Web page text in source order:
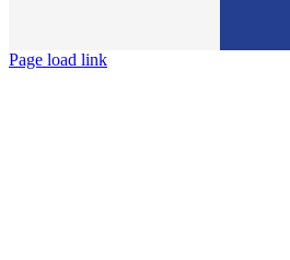
Page load link